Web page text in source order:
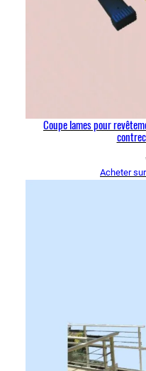
Coupe lames pour
Acheter